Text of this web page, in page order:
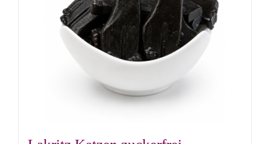
auf.
Die
Optionen
können
auf
der